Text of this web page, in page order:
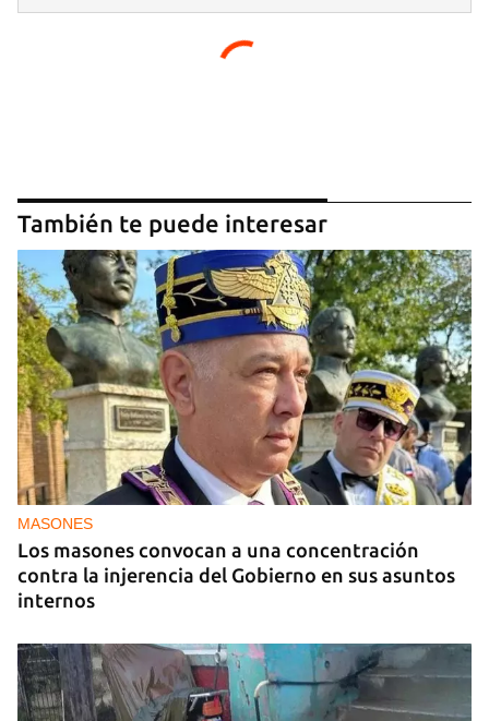
También te puede interesar
MASONES
Los masones convocan a una concentración
contra la injerencia del Gobierno en sus asuntos
internos